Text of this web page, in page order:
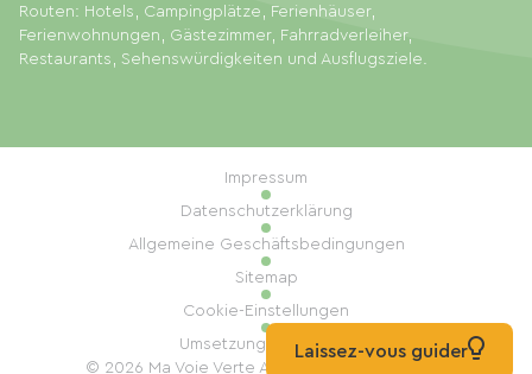
Routen: Hotels, Campingplätze, Ferienhäuser,
Ferienwohnungen, Gästezimmer, Fahrradverleiher,
Restaurants, Sehenswürdigkeiten und Ausflugsziele.
© 2026 Ma Voie Verte Alle Rechte vorbehalten
Impressum
Datenschutzerklärung
Allgemeine Geschäftsbedingungen
Sitemap
Cookie-Einstellungen
Umsetzung: Mill, PrivasLaissez-vous guider